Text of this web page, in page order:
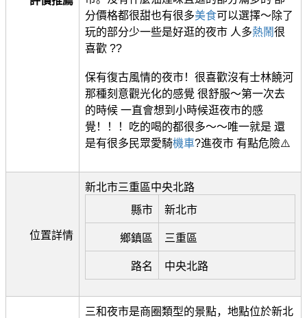
分價格都很甜也有很多美食可以選擇～除了
玩的部分少一些是好逛的夜市 人多熱鬧很
喜歡 ??
保有復古風情的夜市！很喜歡沒有士林饒河
那種刻意觀光化的感覺 很舒服～第一次去
的時候 一直會想到小時候逛夜市的感
覺！！！吃的喝的都很多～～唯一就是 還
是有很多民眾愛騎機車?進夜市 有點危險⚠️
位置詳情
新北市三重區中央北路
縣市
新北市
鄉鎮區 三重區
路名 中央北路
三和夜市是商圈類型的景點，地點位於新北